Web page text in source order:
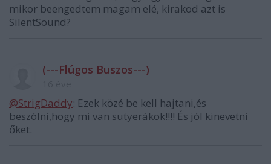
mikor beengedtem magam elé, kirakod azt is
SilentSound?
(---Flúgos Buszos---)
@StrigDaddy: Ezek közé be kell hajtani,és
beszólni,hogy mi van sutyerákok!!!! És jól kinevetni
őket.